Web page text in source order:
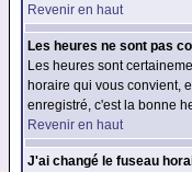
Revenir en haut
Les heures ne sont pas
Les heures sont
horaire qui vous convient,
enregistré, c'est la bonne
Revenir en haut
J'ai changé le fuseau